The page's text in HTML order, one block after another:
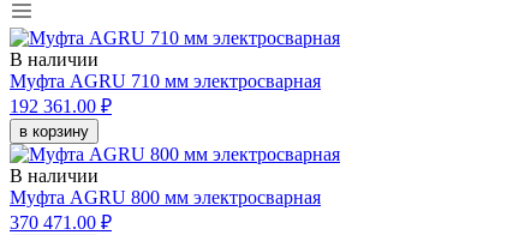
В наличии
Муфта AGRU 710 мм электросварная
192 361.00 ₽
в корзину
В наличии
Муфта AGRU 800 мм электросварная
370 471.00 ₽